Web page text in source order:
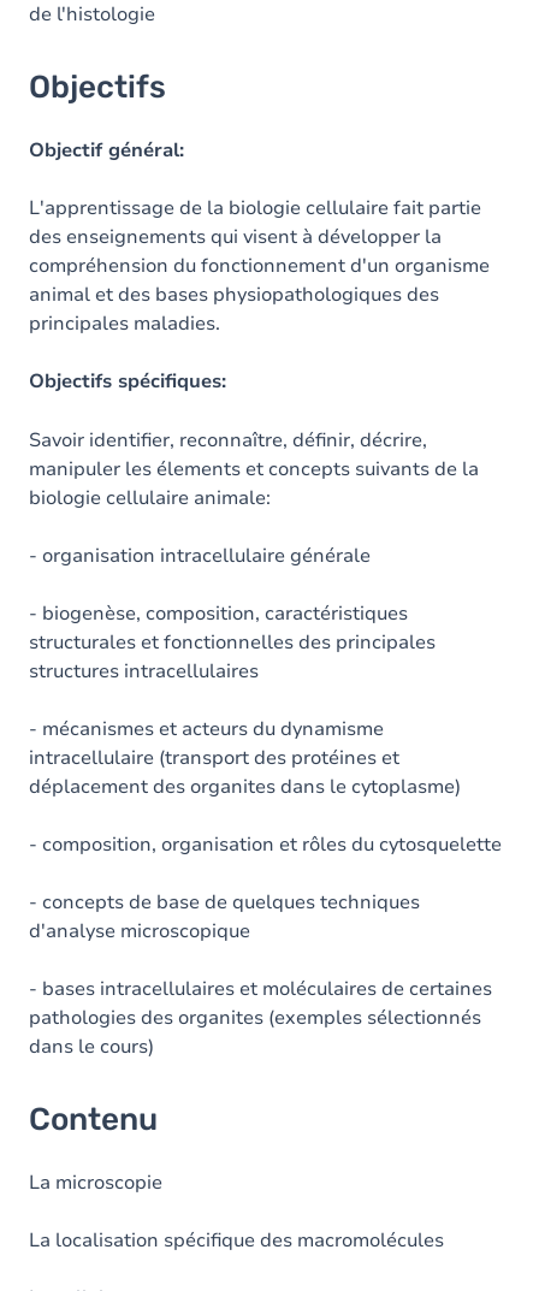
de l'histologie
Objectifs
Objectif général:
L'apprentissage de la biologie cellulaire fait partie
des enseignements qui visent à développer la
compréhension du fonctionnement d'un organisme
animal et des bases physiopathologiques des
principales maladies.
Objectifs spécifiques:
Savoir identifier, reconnaître, définir, décrire,
manipuler les élements et concepts suivants de la
biologie cellulaire animale:
- organisation intracellulaire générale
- biogenèse, composition, caractéristiques
structurales et fonctionnelles des principales
structures intracellulaires
- mécanismes et acteurs du dynamisme
intracellulaire (transport des protéines et
déplacement des organites dans le cytoplasme)
- composition, organisation et rôles du cytosquelette
- concepts de base de quelques techniques
d'analyse microscopique
- bases intracellulaires et moléculaires de certaines
pathologies des organites (exemples sélectionnés
dans le cours)
Contenu
La microscopie
La localisation spécifique des macromolécules